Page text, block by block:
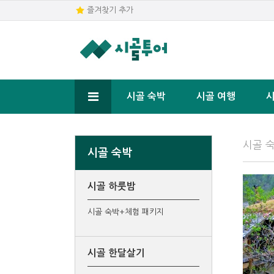
즐겨찾기 추가
시골 숙박 시골 여행
시골 숙박
시골 하룻밤
시골 숙박+체험 패키지
시골 한달살기
시골